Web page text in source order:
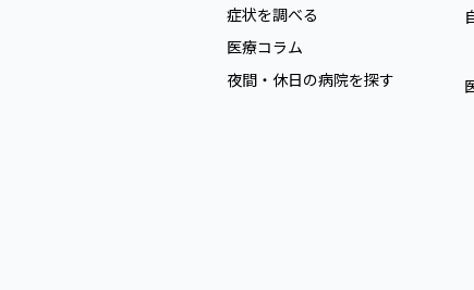
症状を調べる
医療コラム
夜間・休日の病院を探す